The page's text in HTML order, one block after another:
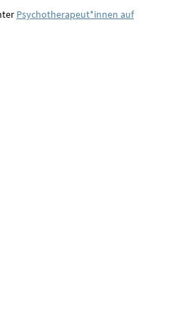
Psychotherapeut*innen auf